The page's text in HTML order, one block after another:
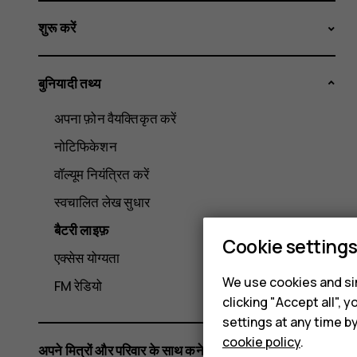
शुरू करें
बुनियादी तथ्य
अपना फ़ोन वैयक्तिकृत करें
नोटिफिकेशन
वॉल्यूम नियंत्रित करें
स्वचालित लेख सुधार
बैटरी लाइफ़
एक्सेस योग्यता
FM रेडियो
अपने मित्रों और परिवार के साथ कनेक्ट करें
Cookie settings
We use cookies and
clicking "Accept all",
settings at any time
cookie policy.